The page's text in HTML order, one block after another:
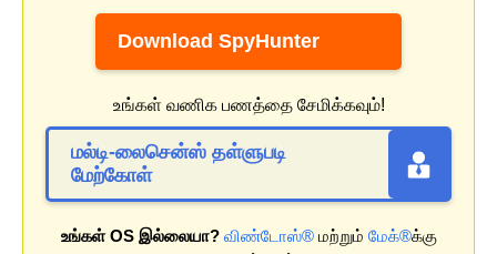
Download SpyHunter
உங்கள் வணிக பணத்தை சேமிக்கவும்!
மல்டி-லைசென்ஸ் தள்ளுபடி
மேற்கோள்
உங்கள் OS இல்லையா? விண்டோஸ்®மற்றும் மேக்®க்கு